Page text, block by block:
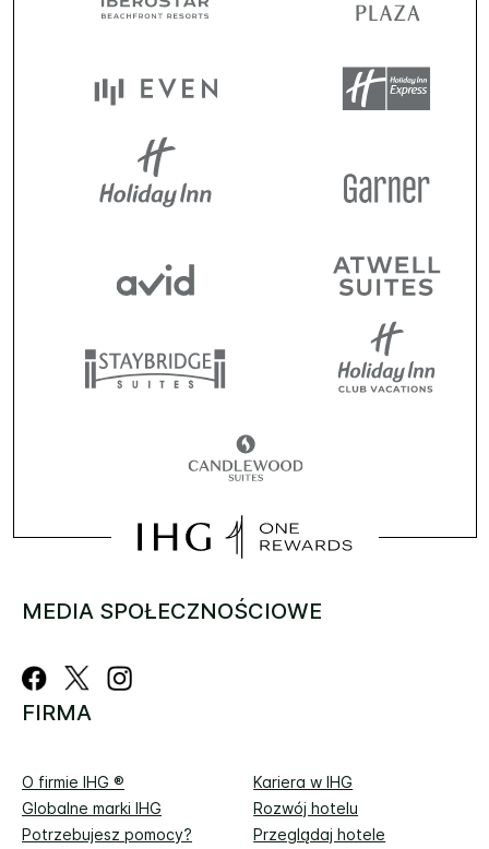
MEDIA SPOŁECZNOŚCIOWE
FIRMA
O firmie IHG ®
Kariera w IHG
Globalne marki IHG
Rozwój hotelu
Potrzebujesz pomocy?
Przeglądaj hotele